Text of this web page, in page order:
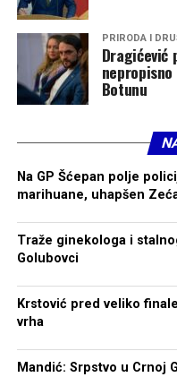
PRIRODA I
Dragićević
Botunu
Na GP Šćepan polje
marihuane, uhapšen
Traže ginekologa i
Golubovci
Krstović pred veliko
vrha
Mandić: Srpstvo u Crnoj